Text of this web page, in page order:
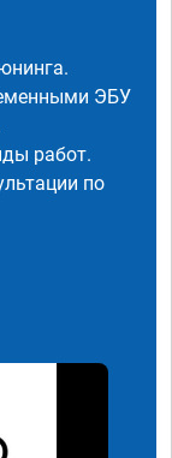
ЭБУ
работ.
по